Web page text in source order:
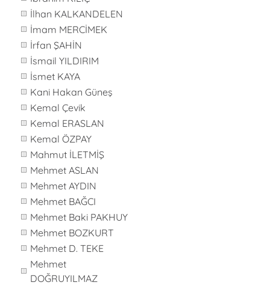
İlhan KALKANDELEN
İmam MERCİMEK
İrfan ŞAHİN
İsmail YILDIRIM
İsmet KAYA
Kani Hakan Güneş
Kemal Çevik
Kemal ERASLAN
Kemal ÖZPAY
Mahmut İLETMİŞ
Mehmet ASLAN
Mehmet AYDIN
Mehmet BAĞCI
Mehmet Baki PAKHUY
Mehmet BOZKURT
Mehmet D. TEKE
Mehmet
DOĞRUYILMAZ